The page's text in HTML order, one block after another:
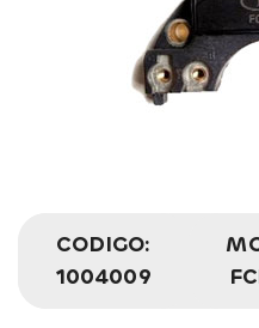
CODIGO:
1004009